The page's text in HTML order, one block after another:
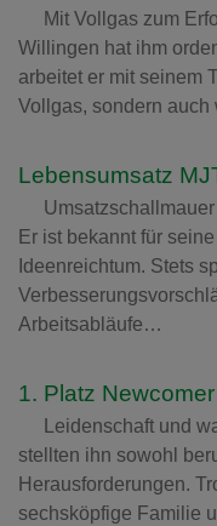
Mit Vollgas zum
Willingen hat ihm
arbeitet er mit seinem
Vollgas, sondern
Lebensumsatz
Er ist bekannt für
Ideenreichtum. Stets
Arbeitsabläufe…
1. Platz
Leidenschaft und
stellten ihn sowohl
Herausforderungen.
sechsköpfige Familie